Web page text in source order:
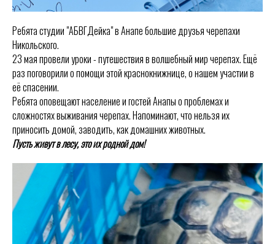
Ребята студии "АБВГДейка" в Анапе большие друзья черепахи
Никольского.
23 мая провели уроки - путешествия в волшебный мир черепах. Ещё
раз поговорили о помощи этой краснокнижнице, о нашем участии в
её спасении.
Ребята оповещают население и гостей Анапы о проблемах и
сложностях выживания черепах. Напоминают, что нельзя их
приносить домой, заводить, как домашних животных.
Пусть живут в лесу, это их родной дом!